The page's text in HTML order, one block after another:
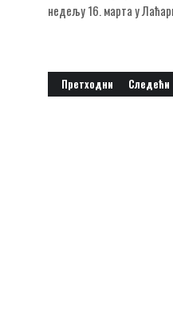
недељу 16. марта у
Претходни чланак: ФК
Претходни Следећи
Следећи